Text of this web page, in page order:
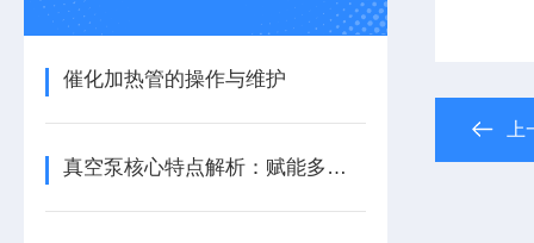
催化加热管的操作与维护
真空泵核心特点解析：赋能多元场景真空环境构建